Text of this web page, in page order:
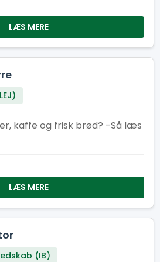
LÆS MERE
og frisk brød? -Så læs
LÆS MERE
(IB)